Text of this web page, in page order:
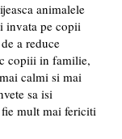
animalele
invata pe copii
a reduce
copiii in familie,
calmi si mai
sa isi
mult mai fericiti